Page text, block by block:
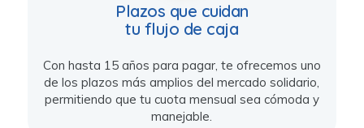
Plazos que cuidan
tu flujo de caja
Con hasta 15 años para pagar, te ofrecemos uno
de los plazos más amplios del mercado solidario,
permitiendo que tu cuota mensual sea cómoda y
manejable.